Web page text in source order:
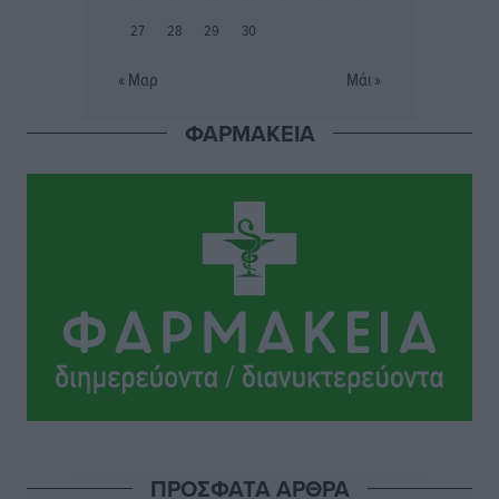
Αθλητικά• πριν 10 ώρες
Σι Τζέι Χάρις: «Να πανηγυρίσουμε πολλές νίκες μαζί»
Αθλητικά • πριν 11 ώρες
Ροδήλιος: Ο απολογισμός από το Πανελλήνιο
Πρωτάθλημα Πίστας
27
28 29 30
« Μαρ Μάι »
ΦΑΡΜΑΚΕΙΑ
ΠΡΟΣΦΑΤΑ ΑΡΘΡΑ